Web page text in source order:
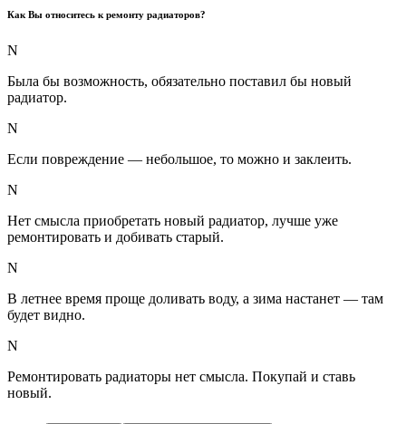
Как Вы относитесь к ремонту радиаторов?
N
Была бы возможность, обязательно поставил бы новый
радиатор.
N
Если повреждение — небольшое, то можно и заклеить.
N
Нет смысла приобретать новый радиатор, лучше уже
ремонтировать и добивать старый.
N
В летнее время проще доливать воду, а зима настанет — там
будет видно.
N
Ремонтировать радиаторы нет смысла. Покупай и ставь
новый.